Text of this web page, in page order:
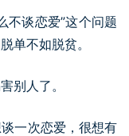
不谈恋爱”这个问题
单不如脱贫。
别人了。
一次恋爱，很想有